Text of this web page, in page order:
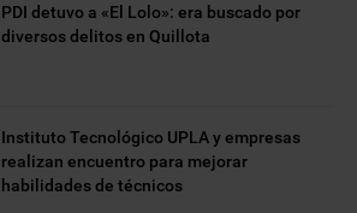
PDI detuvo a «El Lolo»: era buscado por
diversos delitos en Quillota
Instituto Tecnológico UPLA y empresas
realizan encuentro para mejorar
habilidades de técnicos